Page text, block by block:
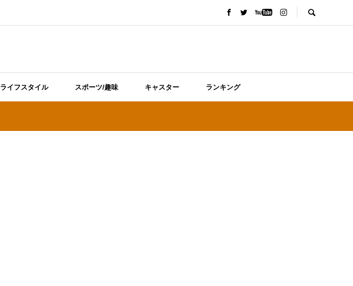
ライフスタイル スポーツ/趣味 キャスター ランキング